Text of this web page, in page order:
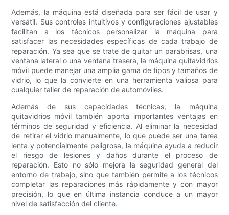
Además, la máquina está diseñada para ser fácil de usar y
versátil. Sus controles intuitivos y configuraciones ajustables
facilitan a los técnicos personalizar la máquina para
satisfacer las necesidades específicas de cada trabajo de
reparación. Ya sea que se trate de quitar un parabrisas, una
ventana lateral o una ventana trasera, la máquina quitavidrios
móvil puede manejar una amplia gama de tipos y tamaños de
vidrio, lo que la convierte en una herramienta valiosa para
cualquier taller de reparación de automóviles.
Además de sus capacidades técnicas, la máquina
quitavidrios móvil también aporta importantes ventajas en
términos de seguridad y eficiencia. Al eliminar la necesidad
de retirar el vidrio manualmente, lo que puede ser una tarea
lenta y potencialmente peligrosa, la máquina ayuda a reducir
el riesgo de lesiones y daños durante el proceso de
reparación. Esto no sólo mejora la seguridad general del
entorno de trabajo, sino que también permite a los técnicos
completar las reparaciones más rápidamente y con mayor
precisión, lo que en última instancia conduce a un mayor
nivel de satisfacción del cliente.